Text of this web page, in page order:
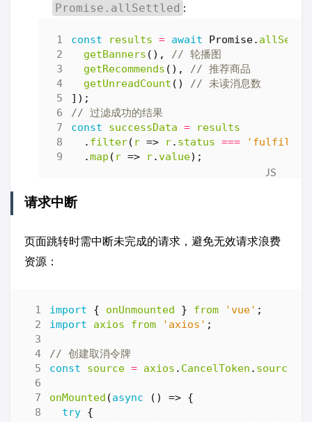
Promise.allSettled :
const results = await Promise.
getBanners (),
getRecommends (),
getUnreadCount ()
]);
const
successData =
results
. filter( r => r. status ===
.map ( r => r.value);
请求中断
页面跳转时需中断未完成的请求，避免无效请求浪费
资源：
import { onUnmounted } from 'vue' ;
import
axios from 'axios' ;
const
source = axios . CancelToken . source
onMounted (async () => {
try {